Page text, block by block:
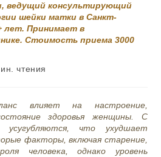
ведущий консультирующий
шейки матки в Санкт-
лет. Принимает в
Стоимость приема 3000
чтения
влияет на настроение,
здоровья женщины. С
усугубляются, что ухудшает
факторы, включая старение,
человека, однако уровень